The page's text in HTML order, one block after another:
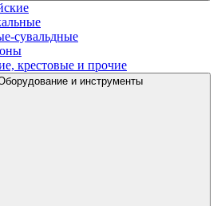
сувальдные
крестовые и прочие
и инструменты